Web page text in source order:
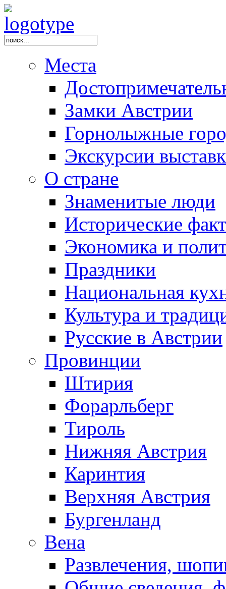
Места
Замки Австрии
Горнолыжные
Экскурсии
О стране
Знаменитые люди
Исторические
Экономика и
Праздники
Национальная
Культура и
Русские в Австрии
Провинции
Штирия
Форарльберг
Тироль
Нижняя Австрия
Каринтия
Верхняя Австрия
Бургенланд
Вена
Развлечения,